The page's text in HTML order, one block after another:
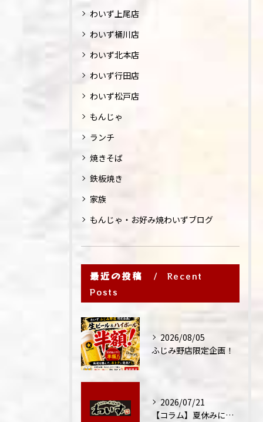
わいず上尾店
わいず桶川店
わいず北本店
わいず行田店
わいず松戸店
もんじゃ
ランチ
焼きそば
鉄板焼き
家族
もんじゃ・お好み焼わいずブログ
最近の投稿
Recent
Posts
2026/08/05
ふじみ野店限定企画！
2026/07/21
【コラム】夏休みに家族外食が増える理由